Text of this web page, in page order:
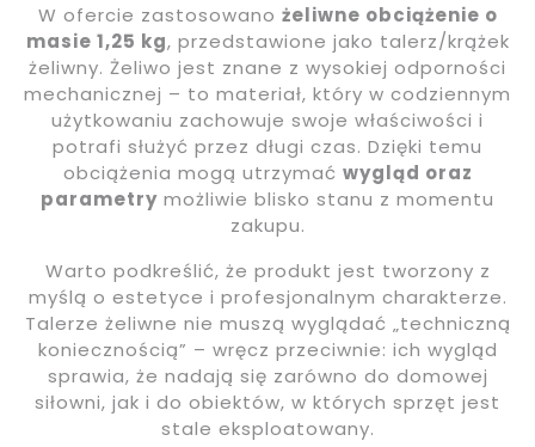
W ofercie zastosowano żeliwne obciążenie o
masie 1,25 kg, przedstawione jako talerz/krążek
żeliwny. Żeliwo jest znane z wysokiej odporności
mechanicznej – to materiał, który w codziennym
użytkowaniu zachowuje swoje właściwości i
potrafi służyć przez długi czas. Dzięki temu
obciążenia mogą utrzymać wygląd oraz
parametry możliwie blisko stanu z momentu
zakupu.
Warto podkreślić, że produkt jest tworzony z
myślą o estetyce i profesjonalnym charakterze.
Talerze żeliwne nie muszą wyglądać „techniczną
koniecznością” – wręcz przeciwnie: ich wygląd
sprawia, że nadają się zarówno do domowej
siłowni, jak i do obiektów, w których sprzęt jest
stale eksploatowany.